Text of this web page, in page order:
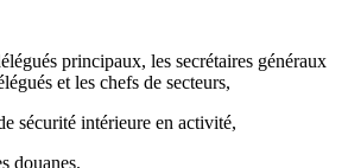
principaux, les secrétaires généraux
et les chefs de secteurs,
sécurité intérieure en activité,
douanes.